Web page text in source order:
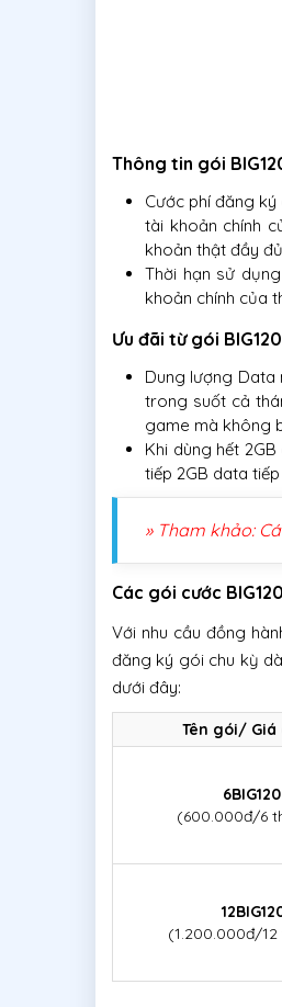
Thông tin gói
Cước phí đăng
tài khoản chính
khoản thật đầy
Thời hạn sử
khoản chính của
Ưu đãi từ gói
Dung lượng Data
trong suốt cả
game mà không
Khi dùng hết
tiếp 2GB data
» Tham khảo:
Các gói cước
Với nhu cầu đồng
đăng ký gói chu kỳ
dưới đây:
Tên gói/ Giá
6BIG120
(600.000đ/6
(1.200.000đ/